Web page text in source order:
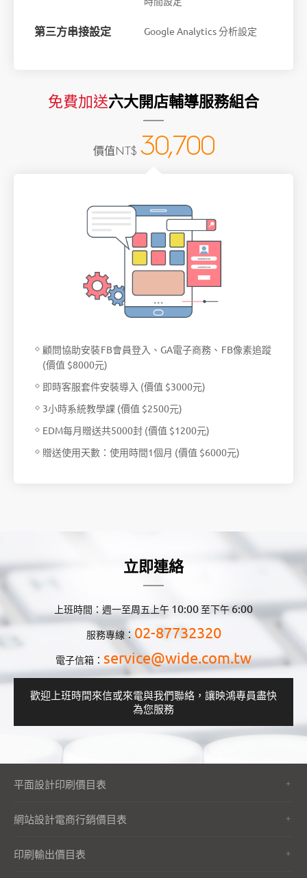
第三方串接設定 Google Analytics 分析設定
免費加送六大開店輔導服務組合
價值NT$ 30,700
顧問協助安裝FB會員登入、GA電子商務、FB像素追蹤
(價值 $8000元)
即時客服套件安裝導入 (價值 $3000元)
3小時系統教學課 (價值 $2500元)
EDM每月贈送共5000封 (價值 $1200元)
贈送使用天數：使用時間1個月 (價值 $6000元)
立即連絡
上班時間：週一至周五上午 10:00 至下午 6:00
服務專線： 02-87732320
電子信箱： service@wide.com.tw
歡迎上班時間來信或來電與我們聯絡，讓映鴻專員盡快
為您服務
平面設計印刷價目表
網站設計電商行銷價目表
印刷輸出價目表